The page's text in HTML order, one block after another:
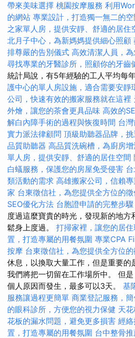
帶來美味選擇 桃園按摩服務 利用
的網站 專業設計，打造獨一無二的空
之家單人房，提供安靜、舒適的居住
北月子中心，為新媽媽提供細心照顧
排尊嚴的告別儀式 高效清潔人員，
尋找專業的牙醫診所，照顧你的牙齒
統計局說，有5年經驗的工人平均每
護中心的單人房設施，適合需要安靜
公司，快速有效的搬家服務就在這裡
外燴，讓您的茶會更具品味 高效的
解白內障手術的過程與恢復時間 台
實力派法律顧問 頂級助聽器品牌，
品質助聽器 高品質洗碗槽，為廚房
單人房，提供安靜、舒適的居住空間
白蟻服務，保護您的房屋免受侵害
類活動的需求 高雄搬家公司，信賴
家 台東徵信社，為您提供全方位的
SEO優化方法 台胞證申請的完整步驟
度過這麼寶貴的時光，發現新的地方
鬆身上度過。 打掃家裡，讓您的居
置，打造專屬的用餐氛圍 專業CPA
按摩 台東徵信社，為您提供全方位
休息，以換取大量工作，但是重要的
我們將把一切留在工作場所中。 但
個人原因而發生，最多可以3天。 基
服務讓過程更簡單 商業登記服務，
的眼科診所，方便您的視力保健 天
花板的漏水問題，避免更多損害 經
置，打造專屬的用餐氛圍 台中整骨